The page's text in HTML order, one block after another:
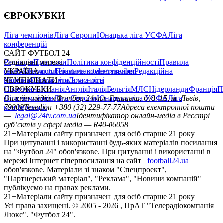
ЄВРОКУБКИ
Ліга чемпіонівЛіга ЄвропиЮнацька ліга УЄФАЛіга
конференцій
САЙТ ФУТБОЛ 24
РедакціяПрогнозиПолітика конфіденційностіПравила
сайтуКонтактиПравила коментуванняРедакційна
політикаСтруктура власності
Соціальні мережі
facebookxyoutubeinstagramtelegramviber
УКРАЇНА
УкраїнаПерша лігаДруга ліга
ЧЕМПІОНАТИ
НімеччинаІспаніяАнгліяІталіяБельгіяМЛСНідерландиФранція
ЄВРОКУБКИ
Ліга чемпіонівЛіга ЄвропиЮнацька ліга УЄФАЛіга
конференцій
Онлайн-медіа «Футбол 24»пл. Галицька, буд. 15, м. Львів,
79008Телефон +380 (32) 229-77-77Адреса електронної пошти
— legal@24tv.com.uaІдентифікатор онлайн-медіа в Реєстрі
суб’єктів у сфері медіа — R40-06058
21+Матеріали сайту призначені для осіб старше 21 року
При цитуванні і використанні будь-яких матеріалів посилання
на "Футбол 24" обов'язкове. При цитуванні і використанні в
мережі Інтернет гіперпосилання на сайт
football24.ua
обов'язкове. Матеріали зі знаком "Спецпроект",
"Партнерський матеріал", "Реклама", "Новини компаній"
публікуємо на правах реклами.
21+Матеріали сайту призначені для осіб старше 21 року
Усi права захищенi. © 2005 - 2026 , ПрАТ "Телерадіокомпанія
Люкс". "Футбол 24".